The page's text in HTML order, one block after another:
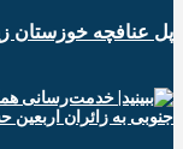
پل عنافچه خوزستان